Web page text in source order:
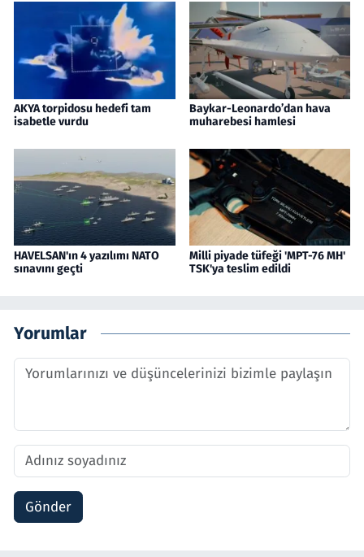
AKYA torpidosu hedefi tam
isabetle vurdu
Baykar-Leonardo’dan hava
muharebesi hamlesi
HAVELSAN'ın 4 yazılımı NATO
sınavını geçti
Milli piyade tüfeği 'MPT-76 MH'
TSK'ya teslim edildi
Yorumlar
Gönder